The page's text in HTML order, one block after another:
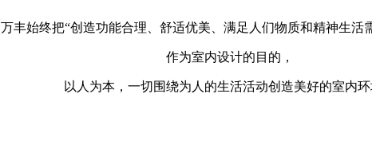
万丰始终把“创造功能合理、舒适优美、满足人们物质和精神生活
作为室内设计的目的，
以人为本，一切围绕为人的生活活动创造美好的室内环